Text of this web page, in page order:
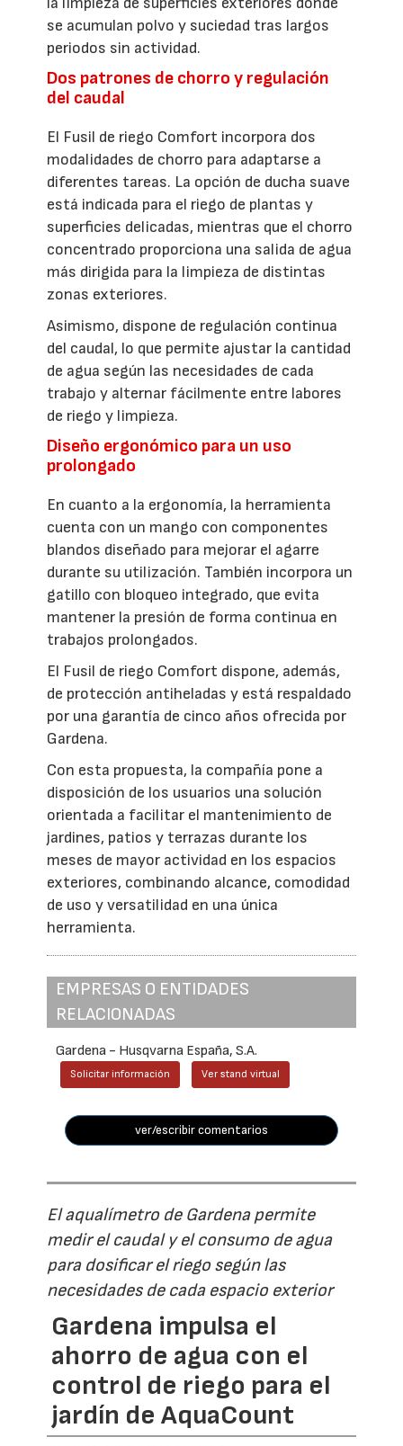
se acumulan polvo y suciedad tras largos
periodos sin actividad.
Dos patrones de chorro y regulación
del caudal
El Fusil de riego Comfort incorpora dos
modalidades de chorro para adaptarse a
diferentes tareas. La opción de ducha suave
está indicada para el riego de plantas y
superficies delicadas, mientras que el chorro
concentrado proporciona una salida de agua
más dirigida para la limpieza de distintas
zonas exteriores.
Asimismo, dispone de regulación continua
del caudal, lo que permite ajustar la cantidad
de agua según las necesidades de cada
trabajo y alternar fácilmente entre labores
de riego y limpieza.
Diseño ergonómico para un uso
prolongado
En cuanto a la ergonomía, la herramienta
cuenta con un mango con componentes
blandos diseñado para mejorar el agarre
durante su utilización. También incorpora un
gatillo con bloqueo integrado, que evita
mantener la presión de forma continua en
trabajos prolongados.
El Fusil de riego Comfort dispone, además,
de protección antiheladas y está respaldado
por una garantía de cinco años ofrecida por
Gardena.
Con esta propuesta, la compañía pone a
disposición de los usuarios una solución
orientada a facilitar el mantenimiento de
jardines, patios y terrazas durante los
meses de mayor actividad en los espacios
exteriores, combinando alcance, comodidad
de uso y versatilidad en una única
herramienta.
EMPRESAS O ENTIDADES
RELACIONADAS
Gardena - Husqvarna España, S.A.
Solicitar información Ver stand virtual
ver/escribir comentarios
El aqualímetro de Gardena permite
medir el caudal y el consumo de agua
para dosificar el riego según las
necesidades de cada espacio exterior
Gardena impulsa el
ahorro de agua con el
control de riego para el
jardín de AquaCount